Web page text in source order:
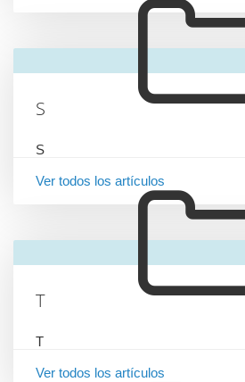
S
S
Ver todos los artículos
T
T
Ver todos los artículos